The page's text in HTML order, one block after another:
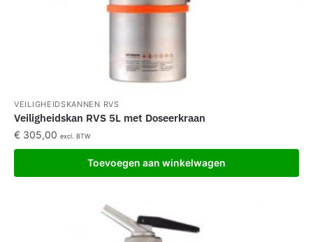
VEILIGHEIDSKANNEN RVS
Veiligheidskan RVS 5L met Doseerkraan
€ 305,00 excl. BTW
Toevoegen aan winkelwagen